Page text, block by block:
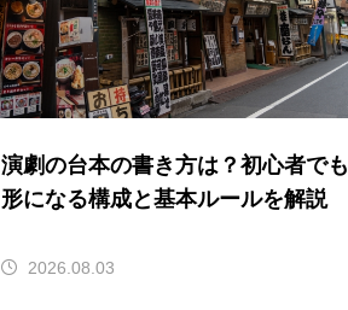
演劇の台本の書き方は？初心者でも
形になる構成と基本ルールを解説
2026.08.03